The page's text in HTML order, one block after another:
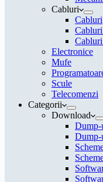
Cabluri
Cabluri
Electronice
Mufe
Scule
Telecomenzi
Categorii
Download
Dump-